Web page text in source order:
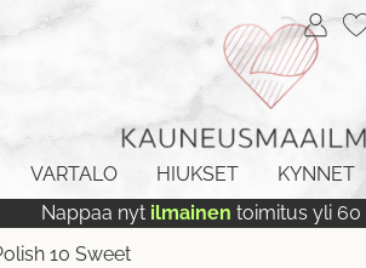
VARTALO HIUKSET KYNNET
Nappaa nyt ilmainen toimitus yli 60
10 Sweet